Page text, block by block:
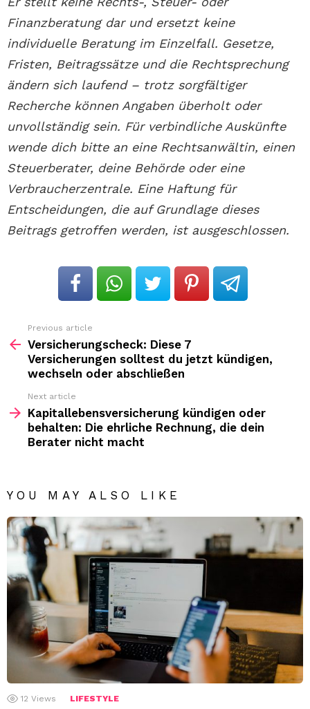
Finanzberatung dar und ersetzt keine
individuelle Beratung im Einzelfall. Gesetze,
Fristen, Beitragssätze und die Rechtsprechung
ändern sich laufend – trotz sorgfältiger
Recherche können Angaben überholt oder
unvollständig sein. Für verbindliche Auskünfte
wende dich bitte an eine Rechtsanwältin, einen
Steuerberater, deine Behörde oder eine
Verbraucherzentrale. Eine Haftung für
Entscheidungen, die auf Grundlage dieses
Beitrags getroffen werden, ist ausgeschlossen.
more
Previous article
Versicherungscheck: Diese 7
Versicherungen solltest du jetzt kündigen,
wechseln oder abschließen
Next article
Kapitallebensversicherung kündigen oder
behalten: Die ehrliche Rechnung, die dein
Berater nicht macht
YOU MAY ALSO LIKE
12 Views LIFESTYLE